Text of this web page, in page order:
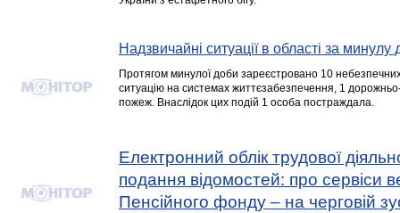
Надзвичайні ситуації в області за минулу
Протягом минулої доби зареєстровано 10
ситуацію на системах життєзабезпечення, 1
пожеж. Внаслідок цих подій 1 особа постраждала.
Електронний облік трудової
подання відомостей: про сервіси
Пенсійного фонду – на черговій